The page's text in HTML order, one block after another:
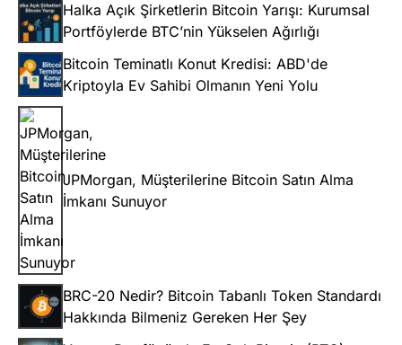
Halka Açık Şirketlerin Bitcoin Yarışı: Kurumsal
Portföylerde BTC’nin Yükselen Ağırlığı
Bitcoin Teminatlı Konut Kredisi: ABD'de
Kriptoyla Ev Sahibi Olmanın Yeni Yolu
JPMorgan, Müşterilerine Bitcoin Satın Alma
İmkanı Sunuyor
BRC-20 Nedir? Bitcoin Tabanlı Token Standardı
Hakkında Bilmeniz Gereken Her Şey